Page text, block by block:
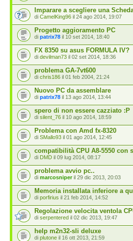
Imparare a scegliere una
di CamelKing96 il 24 ago 2014, 19:07
Progetto aggioramento PC
di patrix78 il 10 set 2014, 18:40
FX 8350 su asus FORMULA IV?
di devilman73 il 02 set 2014, 18:36
problema GA-7vt600
di chris186 il 01 feb 2004, 21:24
Nuovo PC da assemblare
di patrix78 il 13 ago 2014, 13:44
spero di non essere cazziato :P
di silent_76 il 10 ago 2014, 18:59
Problema con Amd fx-8320
di SMallo93 il 01 ago 2014, 12:45
compatibilità CPU A8-5550 con
di DMD il 09 lug 2014, 08:17
problema avvio pc..
di marcosniperil 29 dic 2013, 20:03
Memoria installata inferiore a
di porfirius il 21 feb 2014, 14:52
Regolazione velocita ventola
di serpentered il 02 dic 2013, 19:47
help m2n32-sli deluxe
di plutone il 16 ott 2013, 21:59